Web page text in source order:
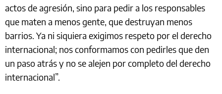
actos de agresión, sino para pedir a los responsables
que maten a menos gente, que destruyan menos
barrios. Ya ni siquiera exigimos respeto por el derecho
internacional; nos conformamos con pedirles que den
un paso atrás y no se alejen por completo del derecho
internacional”.